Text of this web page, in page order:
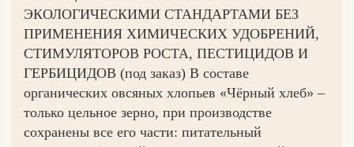
ЭКОЛОГИЧЕСКИМИ СТАНДАРТАМИ БЕЗ
ПРИМЕНЕНИЯ ХИМИЧЕСКИХ УДОБРЕНИЙ,
СТИМУЛЯТОРОВ РОСТА, ПЕСТИЦИДОВ И
ГЕРБИЦИДОВ (под заказ) В составе
органических овсяных хлопьев «Чёрный хлеб» –
только цельное зерно, при производстве
сохранены все его части: питательный